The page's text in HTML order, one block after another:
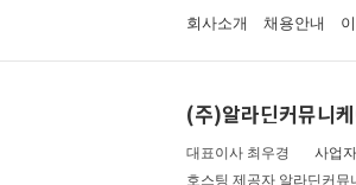
회사소개 채용안내
(주)알라딘커뮤니
대표이사 최우경 사업
호스팅 제공자 알라딘커뮤